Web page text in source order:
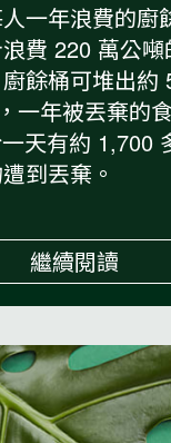
一年浪費的廚
費 220 萬公
餘桶可堆出約
一年被丟棄的
天有約 1,700
到丟棄。
繼續閱讀